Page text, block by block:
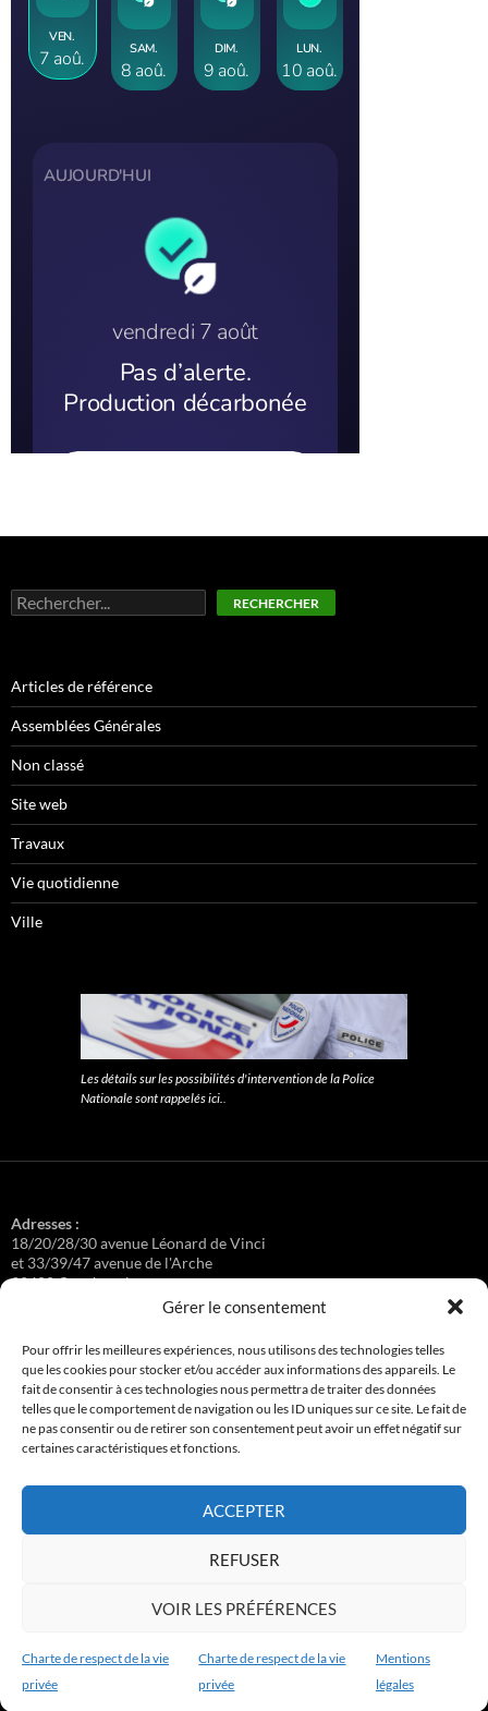
Gérer le consentement
Pour offrir les meilleures expériences, nous utilisons des technologies telles
que les cookies pour stocker et/ou accéder aux informations des appareils. Le
fait de consentir à ces technologies nous permettra de traiter des données
telles que le comportement de navigation ou les ID uniques sur ce site. Le fait de
ne pas consentir ou de retirer son consentement peut avoir un effet négatif sur
certaines caractéristiques et fonctions.
ACCEPTER
REFUSER
VOIR LES PRÉFÉRENCES
Charte de respect de la vie
privée
Charte de respect de la vie
privée
Mentions
légales
Rechercher RECHERCHER
Articles de référence
Assemblées Générales
Non classé
Site web
Travaux
Vie quotidienne
Ville
Les détails sur les possibilités d'intervention de la Police
Nationale sont rappelés ici..
Adresses :
18/20/28/30 avenue Léonard de Vinci
et 33/39/47 avenue de l'Arche
92400 Courbevoie
Régisseuse :
Loge au 39 Avenue de l'Arche.
Connexion
Copyright © 2017-2026 résidence Apollonia 1
Charte de respect de la vie privée Fièrement propulsé par WordPress